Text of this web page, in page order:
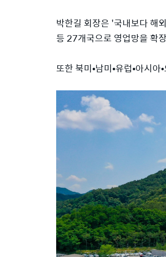
박한길 회장은 '국내보다 해
등 27개국으로 영업망을 확
또한 북미•남미•유럽•아시